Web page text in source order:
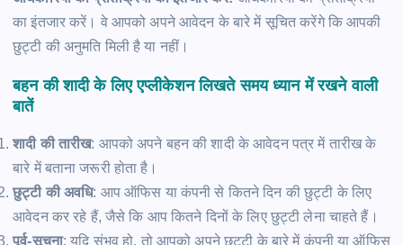
का इंतजार करें। वे आपको अपने आवेदन के बारे में सूचित करेंगे कि आपकी
छुट्टी की अनुमति मिली है या नहीं।
बहन की शादी के लिए एप्लीकेशन लिखते समय ध्यान में रखने वाली
बातें
शादी की तारीख: आपको अपने बहन की शादी के आवेदन पत्र में तारीख के
बारे में बताना जरूरी होता है।
छुट्टी की अवधि: आप ऑफिस या कंपनी से कितने दिन की छुट्टी के लिए
आवेदन कर रहे हैं, जैसे कि आप कितने दिनों के लिए छुट्टी लेना चाहते हैं।
पूर्व-सूचना: यदि संभव हो, तो आपको अपने छुट्टी के बारे में कंपनी या ऑफिस